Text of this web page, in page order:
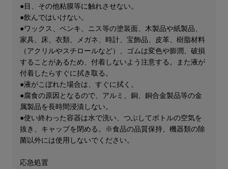
●目、その他粘膜等に触れさせない。
●飲んではいけない。
●ワックス、ペンキ、ニス等の塗装面、木製品や紙製品、
家具、床、衣類、メガネ、時計、宝飾品、皮革、樹脂材料
（アクリルやスチロールなど）、ゴムは変色や膨潤、破損
することがあるため、付着しないよう注意する。また液が
付着したらすぐに拭き取る。
●液がこぼれた場合は、すぐに拭く。
●腐食の原因となるので、アルミ、銅、銅合金製品等の金
属製品を長時間浸漬しない。
●使い終わった容器は水で洗い、つぶしてボトルの空気を
抜き、キャップを閉める。※食品の品質保持、機器類の除
菌以外には使用しないでください。
応急処置